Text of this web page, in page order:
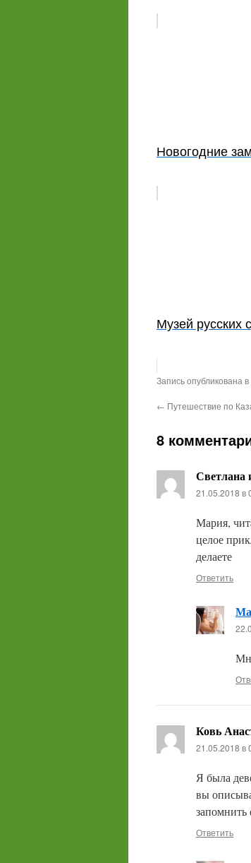
Новогодние
Музей русских
Запись опубликована в
← Путешествие по
8
21.05.2018 в
Мария,
целое
делаете
Ответить
Ковь
21.05.2018 в
Я была
вы
запомнить
Ответить